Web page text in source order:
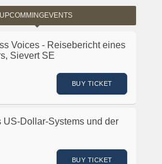
UPCOMMINGEVENTS
Voices - Reisebericht eines
Sievert SE
BUY TICKET
US-Dollar-Systems und der
BUY TICKET